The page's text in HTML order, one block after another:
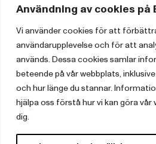
Användning av cookies
Vi använder cookies för att
användarupplevelse och för att
används. Dessa cookies samlar
beteende på vår webbplats,
och hur länge du stannar.
hjälpa oss förstå hur vi kan göra
dig.
Postadress
Box 3159, 103 63 Stockholm
Om
Cookies